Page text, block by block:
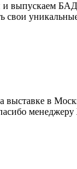
выпускаем
в